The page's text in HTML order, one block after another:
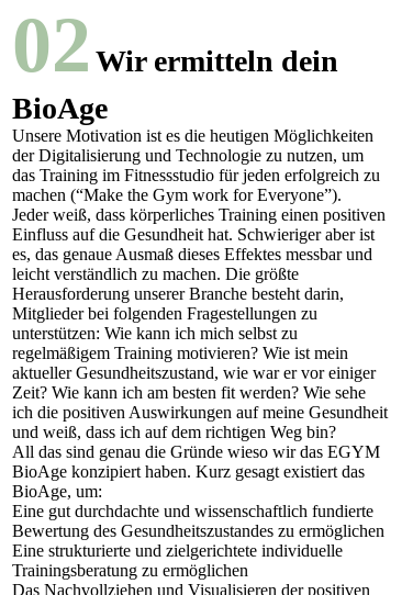
02 Wir ermitteln dein
BioAge
Unsere Motivation ist es die heutigen Möglichkeiten
der Digitalisierung und Technologie zu nutzen, um
das Training im Fitnessstudio für jeden erfolgreich zu
machen (“Make the Gym work for Everyone”).
Jeder weiß, dass körperliches Training einen positiven
Einfluss auf die Gesundheit hat. Schwieriger aber ist
es, das genaue Ausmaß dieses Effektes messbar und
leicht verständlich zu machen. Die größte
Herausforderung unserer Branche besteht darin,
Mitglieder bei folgenden Fragestellungen zu
unterstützen: Wie kann ich mich selbst zu
regelmäßigem Training motivieren? Wie ist mein
aktueller Gesundheitszustand, wie war er vor einiger
Zeit? Wie kann ich am besten fit werden? Wie sehe
ich die positiven Auswirkungen auf meine Gesundheit
und weiß, dass ich auf dem richtigen Weg bin?
All das sind genau die Gründe wieso wir das EGYM
BioAge konzipiert haben. Kurz gesagt existiert das
BioAge, um:
Eine gut durchdachte und wissenschaftlich fundierte
Bewertung des Gesundheitszustandes zu ermöglichen
Eine strukturierte und zielgerichtete individuelle
Trainingsberatung zu ermöglichen
Das Nachvollziehen und Visualisieren der positiven